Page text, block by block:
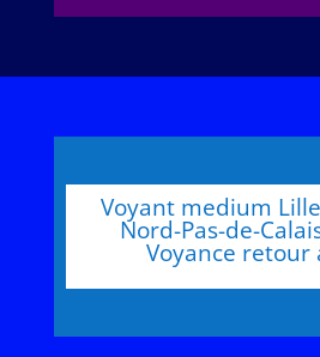
Voyant medium
Nord-Pas-de-
Voyance retour